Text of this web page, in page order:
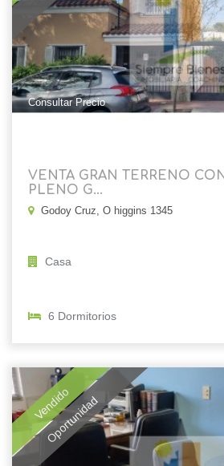
Consultar Precio
VENTA GRAN TERRENO
PLENO G...
Godoy Cruz, O higgins 1345
Casa
6 Dormitorios
Vendido
Oportunidad